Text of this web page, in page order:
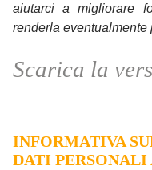
aiutarci a migliorare
renderla
Scarica la
INFORMATIVA
DATI PERSONALI